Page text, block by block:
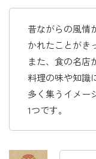
昔ながらの風情
かれたことがき
また、食の名店
料理の味や知識
多く集うイメー
1つです。